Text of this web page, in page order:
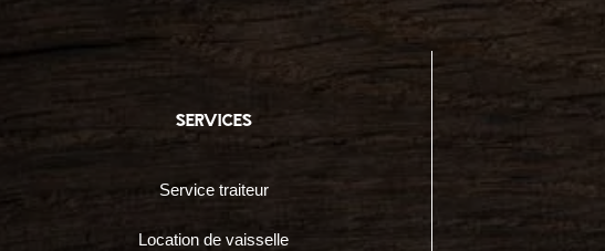
services
Service traiteur
Location de vaisselle